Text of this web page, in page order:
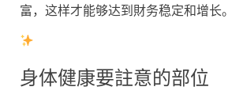
富，这样才能够达到財务稳定和增长。
身体健康要註意的部位